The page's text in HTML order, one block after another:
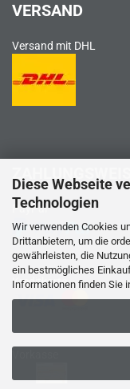
Diese Webseite
Technologien
Wir verwenden Cookies
Drittanbietern, um die
gewährleisten, die
ein bestmögliches
Informationen finden Sie
VERSAND
Versand mit DHL
PayPal
Kreditkarte